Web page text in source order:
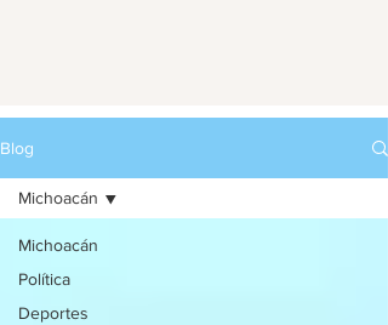
Blog
Michoacán
Política
Deportes
Michoacán